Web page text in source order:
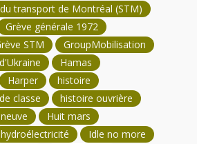
transport de Montréal (STM)
Grève générale 1972
STM
GroupMobilisation
Hamas
Harper
histoire
classe
histoire ouvrière
Huit mars
hydroélectricité
Idle no more